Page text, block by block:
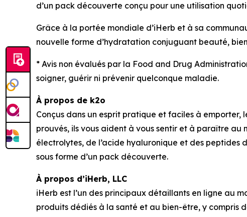
d’un pack découverte conçu pour une utilisation
Grâce à la portée mondiale d’iHerb et à sa
nouvelle forme d’hydratation conjuguant beauté,
* Avis non évalués par la Food and Drug
soigner, guérir ni prévenir quelconque maladie.
À propos de k2o
Conçus dans un esprit pratique et faciles à
prouvés, ils vous aident à vous sentir et à paraître
électrolytes, de l’acide hyaluronique et des peptides
sous forme d’un pack découverte.
À propos d’iHerb, LLC
iHerb est l’un des principaux détaillants en ligne au
produits dédiés à la santé et au bien-être, y compris